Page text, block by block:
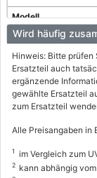
Wird häufig
Hinweis: Bitte
Ersatzteil auch
ergänzende
gewählte Ersatzteil
zum Ersatzteil
Alle Preisangaben in
1 im Vergleich zum
2 kann abhängig